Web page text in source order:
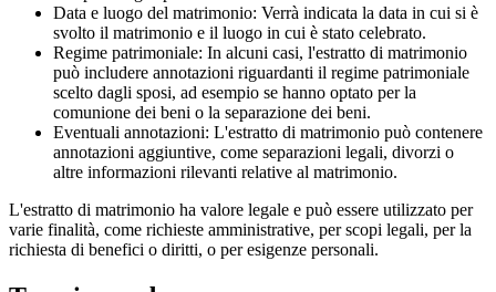
Data e luogo del matrimonio: Verrà indicata la data in cui si è
svolto il matrimonio e il luogo in cui è stato celebrato.
Regime patrimoniale: In alcuni casi, l'estratto di matrimonio
può includere annotazioni riguardanti il regime patrimoniale
scelto dagli sposi, ad esempio se hanno optato per la
comunione dei beni o la separazione dei beni.
Eventuali annotazioni: L'estratto di matrimonio può contenere
annotazioni aggiuntive, come separazioni legali, divorzi o
altre informazioni rilevanti relative al matrimonio.
L'estratto di matrimonio ha valore legale e può essere utilizzato per
varie finalità, come richieste amministrative, per scopi legali, per la
richiesta di benefici o diritti, o per esigenze personali.